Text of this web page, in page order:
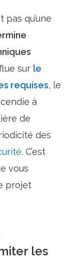
qu’une
sur le
requises, le
à
de
des
. C’est
vous
projet
les